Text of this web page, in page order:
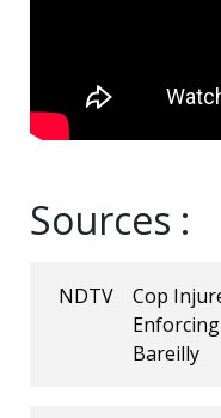
Sources :
NDTV
Cop
Bareilly